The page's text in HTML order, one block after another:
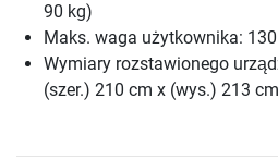
90 kg)
Maks. waga użytkownika:
Wymiary rozstawionego
(szer.) 210 cm x (wys.) 213 cm